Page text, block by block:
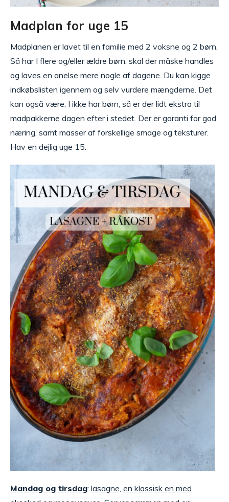
Madplan for uge 15
Madplanen er lavet til en familie med 2 voksne og 2 børn.
Så har I flere og/eller ældre børn, skal der måske handles
og laves en anelse mere nogle af dagene. Du kan kigge
indkøbslisten igennem og selv vurdere mængderne. Det
kan også være, I ikke har børn, så er der lidt ekstra til
madpakkerne dagen efter i stedet. Der er garanti for god
næring, samt masser af forskellige smage og teksturer.
Hav en dejlig uge 15.
Mandag og tirsdag: lasagne, en klassisk en med